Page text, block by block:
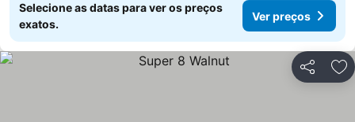
Selecione as datas para ver os preços
exatos.
Ver preços
Partilhar